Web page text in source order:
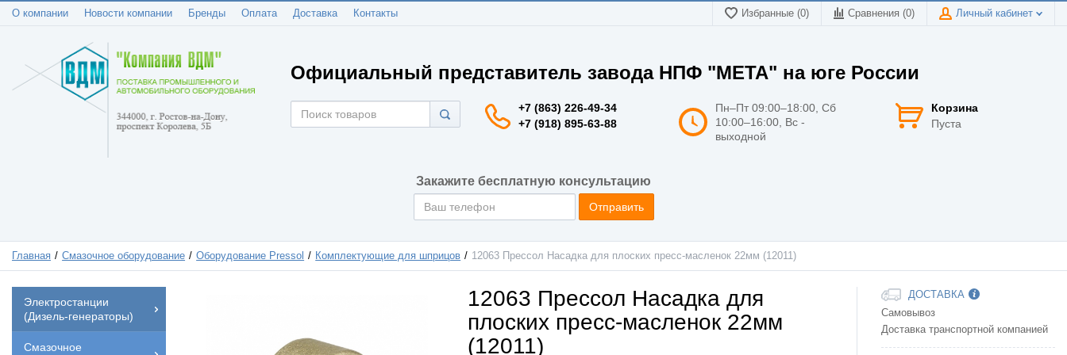
О компании Новости компании Бренды Оплата Доставка Контакты Избранные (0) Сравнения (0) Личный кабинет
Официальный представитель завода НПФ "МЕТА" на юге России
+7 (863) 226-49-34
+7 (918) 895-63-88
Пн–Пт 09:00–18:00, Сб
10:00–16:00, Вс -
выходной
Корзина
Пуста
Закажите бесплатную консультацию
Отправить
Главная Смазочное оборудование Оборудование Pressol Комплектующие для шприцов 12063 Прессол Насадка для плоских пресс-масленок 22мм (12011)
Электростанции
(Дизель-генераторы)
Смазочное
12063 Прессол Насадка для
плоских пресс-масленок 22мм
(12011)
ДОСТАВКА
Самовывоз
Доставка транспортной компанией